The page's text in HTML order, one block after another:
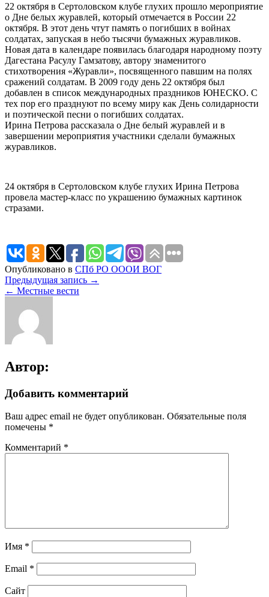
22 октября в Сертоловском клубе глухих прошло мероприятие
о Дне белых журавлей, который отмечается в России 22
октября. В этот день чтут память о погибших в войнах
солдатах, запуская в небо тысячи бумажных журавликов.
Новая дата в календаре появилась благодаря народному поэту
Дагестана Расулу Гамзатову, автору знаменитого
стихотворения «Журавли», посвященного павшим на полях
сражений солдатам. В 2009 году день 22 октября был
добавлен в список международных праздников ЮНЕСКО. С
тех пор его празднуют по всему миру как День солидарности
и поэтической песни о погибших солдатах.
Ирина Петрова рассказала о Дне белый журавлей и в
завершении мероприятия участники сделали бумажных
журавликов.
24 октября в Сертоловском клубе глухих Ирина Петрова
провела мастер-класс по украшению бумажных картинок
стразами.
Опубликовано в СПб РО ОООИ ВОГ
Навигация
по
записям
Предыдущая запись →
← Местные вести
Автор:
Добавить комментарий
Ваш адрес email не будет опубликован. Обязательные поля
помечены *
Комментарий *
Имя *
Email *
Сайт